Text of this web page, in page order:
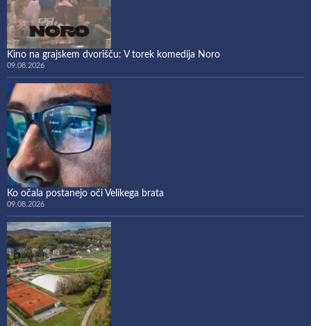
Kino na grajskem dvorišču: V torek komedija Noro
09.08.2026
Ko očala postanejo oči Velikega brata
09.08.2026